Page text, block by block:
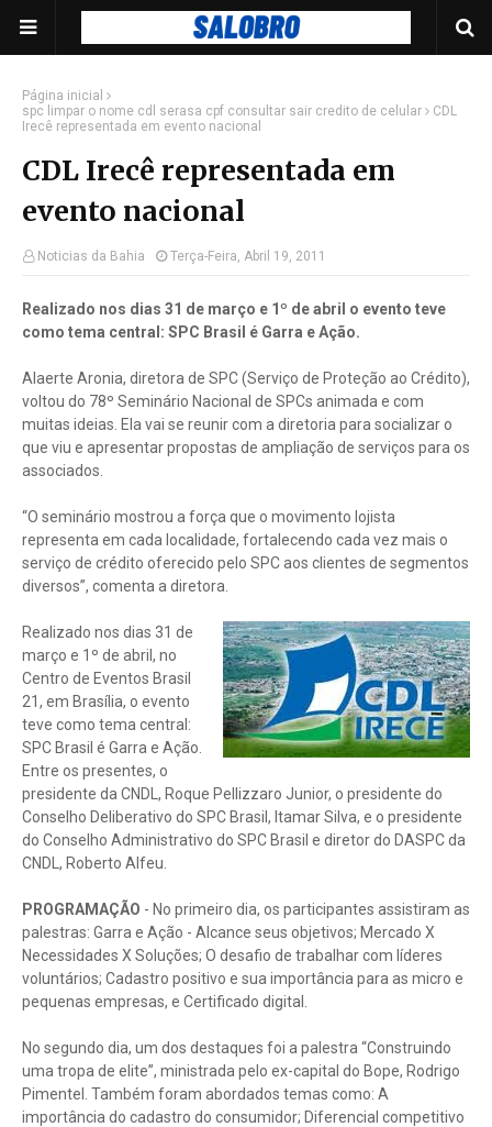
Página inicial
spc limpar o nome cdl serasa cpf consultar sair credito de celular
CDL
Irecê representada em evento nacional
CDL Irecê representada em
evento nacional
Noticias da Bahia Terça-Feira, Abril 19, 2011
Realizado nos dias 31 de março e 1º de abril o evento teve
como tema central: SPC Brasil é Garra e Ação.
Alaerte Aronia, diretora de SPC (Serviço de Proteção ao Crédito),
voltou do 78º Seminário Nacional de SPCs animada e com
muitas ideias. Ela vai se reunir com a diretoria para socializar o
que viu e apresentar propostas de ampliação de serviços para os
associados.
“O seminário mostrou a força que o movimento lojista
representa em cada localidade, fortalecendo cada vez mais o
serviço de crédito oferecido pelo SPC aos clientes de segmentos
diversos”, comenta a diretora.
Realizado nos dias 31 de
março e 1º de abril, no
Centro de Eventos Brasil
21, em Brasília, o evento
teve como tema central:
SPC Brasil é Garra e Ação.
Entre os presentes, o
presidente da CNDL, Roque Pellizzaro Junior, o presidente do
Conselho Deliberativo do SPC Brasil, Itamar Silva, e o presidente
do Conselho Administrativo do SPC Brasil e diretor do DASPC da
CNDL, Roberto Alfeu.
PROGRAMAÇÃO - No primeiro dia, os participantes assistiram as
palestras: Garra e Ação - Alcance seus objetivos; Mercado X
Necessidades X Soluções; O desafio de trabalhar com líderes
voluntários; Cadastro positivo e sua importância para as micro e
pequenas empresas, e Certificado digital.
No segundo dia, um dos destaques foi a palestra “Construindo
uma tropa de elite”, ministrada pelo ex-capital do Bope, Rodrigo
Pimentel. Também foram abordados temas como: A
importância do cadastro do consumidor; Diferencial competitivo